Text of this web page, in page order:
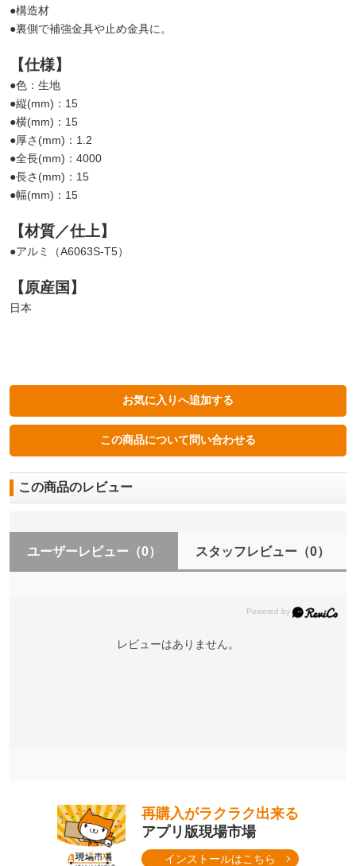
●構造材
●裏側で補強金具や止め金具に。
【仕様】
●色：生地
●縦(mm)：15
●横(mm)：15
●厚さ(mm)：1.2
●全長(mm)：4000
●長さ(mm)：15
●幅(mm)：15
【材質／仕上】
●アルミ（A6063S-T5）
【原産国】
日本
この商品のレビュー
ユーザーレビュー （0） スタッフレビュー（0）
レビューはありません。
再購入がラクラク出来る
アプリ版現場市場
インストールはこちら